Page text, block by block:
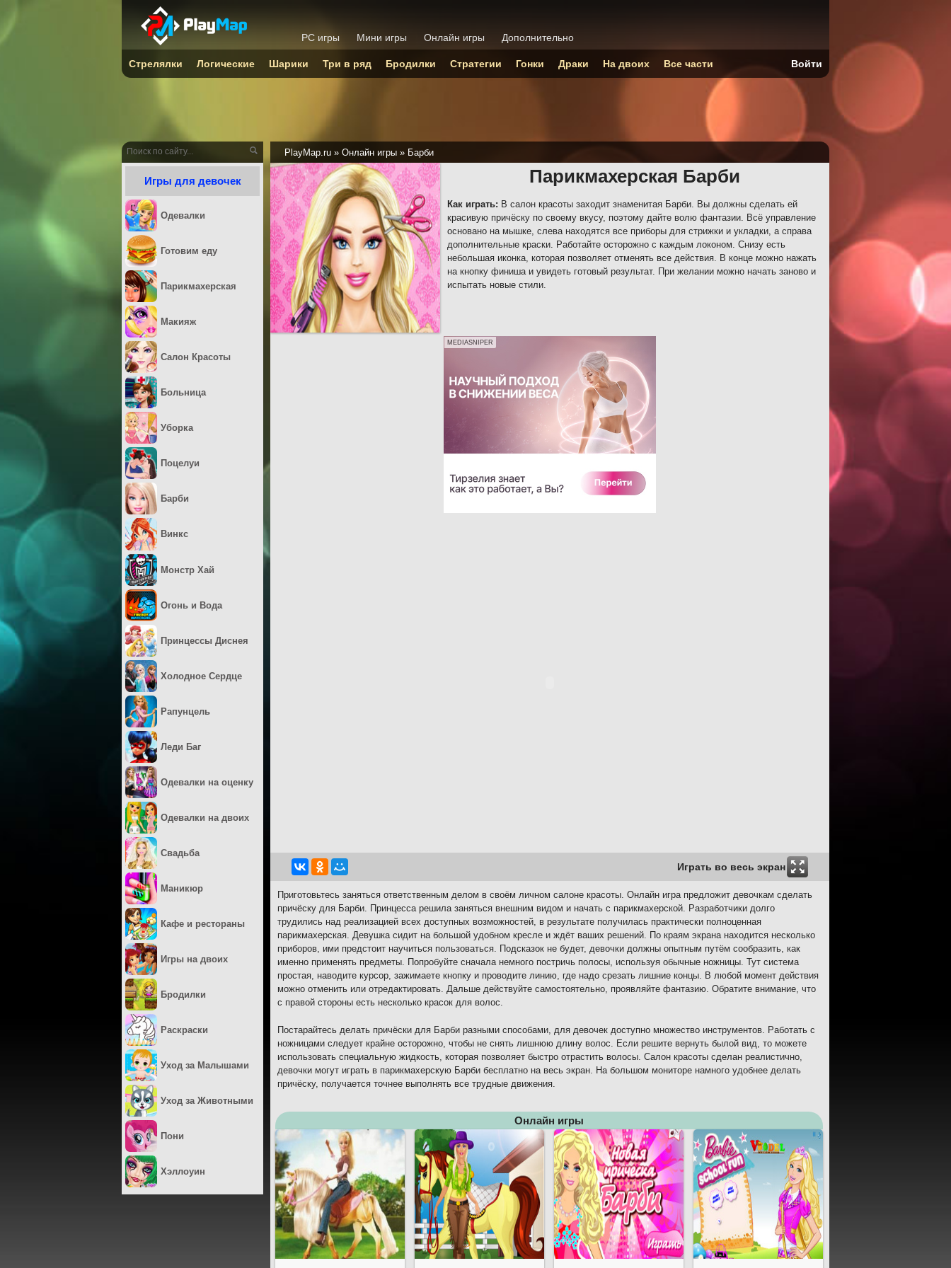
PlayMap.ru » Онлайн игры » Барби
Парикмахерская Барби
Как играть: В салон красоты заходит знаменитая Барби. Вы должны сделать ей
красивую причёску по своему вкусу, поэтому дайте волю фантазии. Всё управление
основано на мышке, слева находятся все приборы для стрижки и укладки, а справа
дополнительные краски. Работайте осторожно с каждым локоном. Снизу есть
небольшая иконка, которая позволяет отменять все действия. В конце можно нажать
на кнопку финиша и увидеть готовый результат. При желании можно начать заново и
испытать новые стили.
MEDIASNIPER
Играть во весь экран
Приготовьтесь заняться ответственным делом в своём личном салоне красоты. Онлайн игра предложит девочкам сделать
причёску для Барби. Принцесса решила заняться внешним видом и начать с парикмахерской. Разработчики долго
трудились над реализацией всех доступных возможностей, в результате получилась практически полноценная
парикмахерская. Девушка сидит на большой удобном кресле и ждёт ваших решений. По краям экрана находится несколько
приборов, ими предстоит научиться пользоваться. Подсказок не будет, девочки должны опытным путём сообразить, как
именно применять предметы. Попробуйте сначала немного постричь полосы, используя обычные ножницы. Тут система
простая, наводите курсор, зажимаете кнопку и проводите линию, где надо срезать лишние концы. В любой момент действия
можно отменить или отредактировать. Дальше действуйте самостоятельно, проявляйте фантазию. Обратите внимание, что
с правой стороны есть несколько красок для волос.
Постарайтесь делать причёски для Барби разными способами, для девочек доступно множество инструментов. Работать с
ножницами следует крайне осторожно, чтобы не снять лишнюю длину волос. Если решите вернуть былой вид, то можете
использовать специальную жидкость, которая позволяет быстро отрастить волосы. Салон красоты сделан реалистично,
девочки могут играть в парикмахерскую Барби бесплатно на весь экран. На большом мониторе намного удобнее делать
причёску, получается точнее выполнять все трудные движения.
Онлайн игры
Игры для девочек
Одевалки
Готовим еду
Парикмахерская
Макияж
Салон Красоты
Больница
Уборка
Поцелуи
Барби
Винкс
Монстр Хай
Огонь и Вода
Принцессы Диснея
Холодное Сердце
Рапунцель
Леди Баг
Одевалки на оценку
Одевалки на двоих
Свадьба
Маникюр
Кафе и рестораны
Игры на двоих
Бродилки
Раскраски
Уход за Малышами
Уход за Животными
Пони
Хэллоуин
PC игры Мини игры Онлайн игры Дополнительно
Стрелялки Логические Шарики Три в ряд Бродилки Стратегии Гонки Драки На двоих Все части Войти